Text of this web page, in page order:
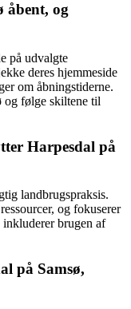
åbent, og
på udvalgte
deres hjemmeside
om åbningstiderne.
og følge skiltene til
Harpesdal på
landbrugspraksis.
og fokuserer
brugen af
på Samsø,